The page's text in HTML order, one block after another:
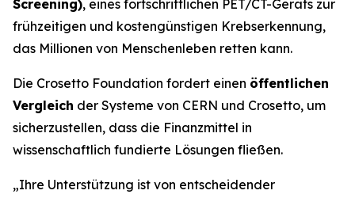
Screening), eines fortschrittlichen PET/CT-Geräts zur
frühzeitigen und kostengünstigen Krebserkennung,
das Millionen von Menschenleben retten kann.
Die Crosetto Foundation fordert einen öffentlichen
Vergleich der Systeme von CERN und Crosetto, um
sicherzustellen, dass die Finanzmittel in
wissenschaftlich fundierte Lösungen fließen.
„Ihre Unterstützung ist von entscheidender